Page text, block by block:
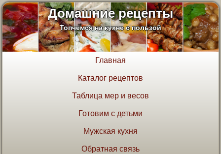
Домашние рецепты
Топчемся на кухне с пользой
Главная
Каталог рецептов
Таблица мер и весов
Готовим с детьми
Мужская кухня
Обратная связь